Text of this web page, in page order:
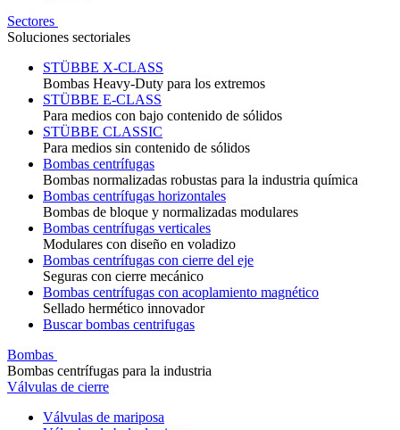
Sectores
Soluciones sectoriales
STÜBBE X-CLASS
Bombas Heavy-Duty para los extremos
STÜBBE E-CLASS
Para medios con bajo contenido de sólidos
STÜBBE CLASSIC
Para medios sin contenido de sólidos
Bombas centrífugas
Bombas normalizadas robustas para la industria química
Bombas centrífugas horizontales
Bombas de bloque y normalizadas modulares
Bombas centrífugas verticales
Modulares con diseño en voladizo
Bombas centrífugas con cierre del eje
Seguras con cierre mecánico
Bombas centrífugas con acoplamiento magnético
Sellado hermético innovador
Buscar bombas centrifugas
Bombas
Bombas centrífugas para la industria
Válvulas de cierre
Válvulas de mariposa